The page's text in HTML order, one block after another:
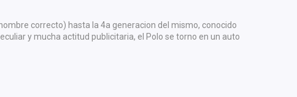
correcto) hasta la 4a generacion del mismo, conocido
y mucha actitud publicitaria, el Polo se torno en un auto